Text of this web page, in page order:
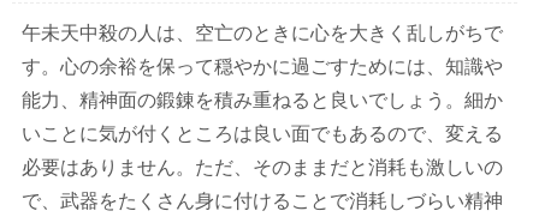
午未天中殺の人は、空亡のときに心を大きく乱しがちで
す。心の余裕を保って穏やかに過ごすためには、知識や
能力、精神面の鍛錬を積み重ねると良いでしょう。細か
いことに気が付くところは良い面でもあるので、変える
必要はありません。ただ、そのままだと消耗も激しいの
で、武器をたくさん身に付けることで消耗しづらい精神